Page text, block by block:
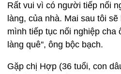
Rất vui vì có người tiếp nối
làng, của nhà. Mai sau tôi
mình tiếp tục nối nghiệp cha
làng quê'', ông bộc bạch.
Gặp chị Hợp (36 tuổi, con